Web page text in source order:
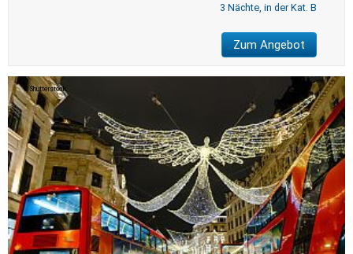
3 Nächte, in der Kat. B
Zum Angebot
Shutterstock